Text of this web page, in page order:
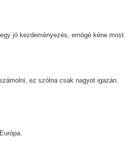
jó kezdeményezés, emögé kéne most
ez szólna csak nagyot igazán.